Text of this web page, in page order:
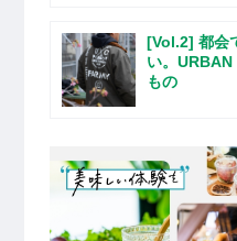
[Vol.2] 都会
い。
もの